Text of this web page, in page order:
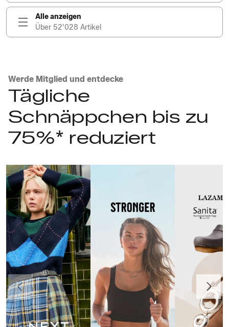
Alle anzeigen
Über 52’028 Artikel
Werde Mitglied und entdecke
Tägliche
Schnäppchen bis zu
75%* reduziert
Vorherige Weiter